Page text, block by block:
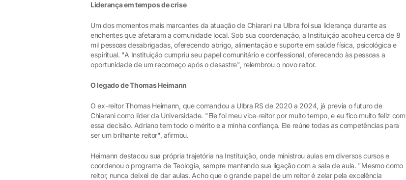
Liderança em tempos de crise
Um dos momentos mais marcantes da atuação de Chiarani na Ulbra foi sua liderança durante as
enchentes que afetaram a comunidade local. Sob sua coordenação, a Instituição acolheu cerca de 8
mil pessoas desabrigadas, oferecendo abrigo, alimentação e suporte em saúde física, psicológica e
espiritual. "A Instituição cumpriu seu papel comunitário e confessional, oferecendo às pessoas a
oportunidade de um recomeço após o desastre", relembrou o novo reitor.
O legado de Thomas Heimann
O ex-reitor Thomas Heimann, que comandou a Ulbra RS de 2020 a 2024, já previa o futuro de
Chiarani como líder da Universidade. "Ele foi meu vice-reitor por muito tempo, e eu fico muito feliz com
essa decisão. Adriano tem todo o mérito e a minha confiança. Ele reúne todas as competências para
ser um brilhante reitor", afirmou.
Heimann destacou sua própria trajetória na Instituição, onde ministrou aulas em diversos cursos e
coordenou o programa de Teologia, sempre mantendo sua ligação com a sala de aula. "Mesmo como
reitor, nunca deixei de dar aulas. Acho que o grande papel de um reitor é zelar pela excelência